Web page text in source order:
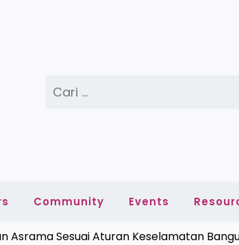
untuk:
Community Events
Sesuai Aturan Keselamatan